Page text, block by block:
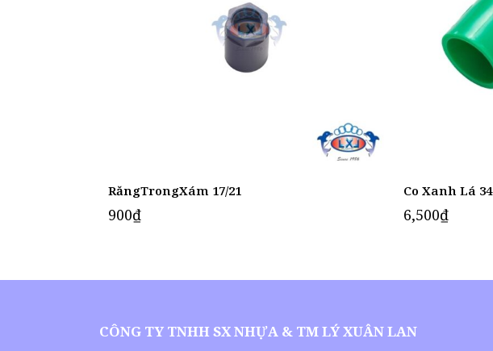
RăngTrongXám 17/21
900₫
Co Xanh Lá 34
6,500₫
CÔNG TY TNHH SX NHỰA & TM LÝ XUÂN LAN